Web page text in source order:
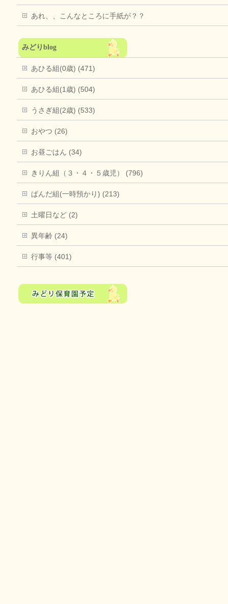
あれ、、こんなところに手紙が？？
みどりblog
あひる組(0歳) (471)
あひる組(1歳) (504)
うさぎ組(2歳) (533)
おやつ (26)
お昼ごはん (34)
きりん組（３・４・５歳児） (796)
ぱんだ組(一時預かり) (213)
土曜日など (2)
異年齢 (24)
行事等 (401)